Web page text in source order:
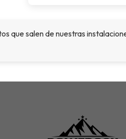
que salen de nuestras